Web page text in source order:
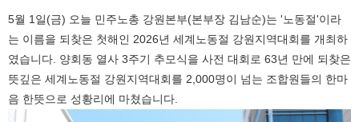
5월 1일(금) 오늘 민주노총 강원본부(본부장 김남순)는 '노동절'이라
는 이름을 되찾은 첫해인 2026년 세계노동절 강원지역대회를 개최하
였습니다. 양회동 열사 3주기 추모식을 사전 대회로 63년 만에 되찾은
뜻깊은 세계노동절 강원지역대회를 2,000명이 넘는 조합원들의 한마
음 한뜻으로 성황리에 마쳤습니다.